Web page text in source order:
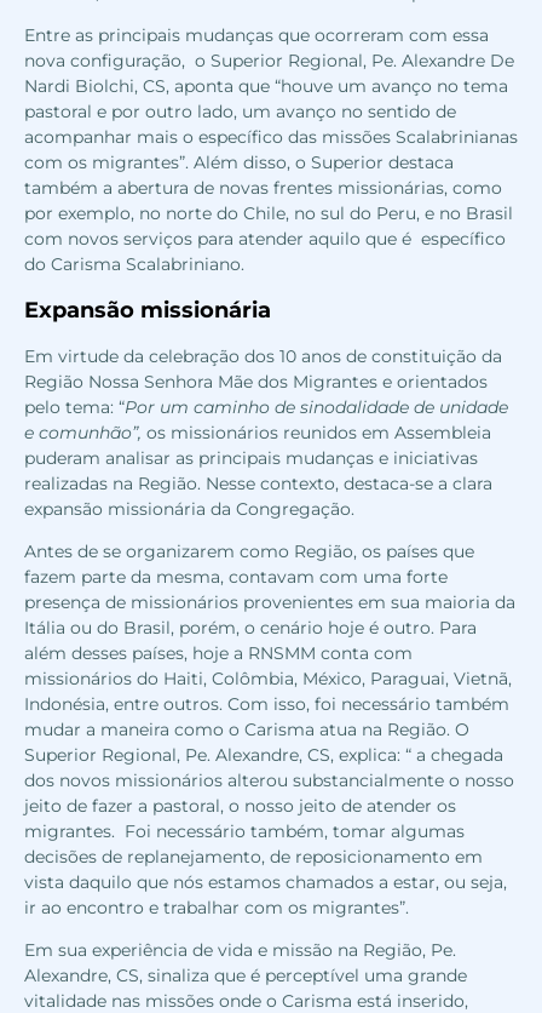
Entre as principais mudanças que ocorreram com essa
nova configuração, o Superior Regional, Pe. Alexandre De
Nardi Biolchi, CS, aponta que “houve um avanço no tema
pastoral e por outro lado, um avanço no sentido de
acompanhar mais o específico das missões Scalabrinianas
com os migrantes”. Além disso, o Superior destaca
também a abertura de novas frentes missionárias, como
por exemplo, no norte do Chile, no sul do Peru, e no Brasil
com novos serviços para atender aquilo que é específico
do Carisma Scalabriniano.
Expansão missionária
Em virtude da celebração dos 10 anos de constituição da
Região Nossa Senhora Mãe dos Migrantes e orientados
pelo tema: “Por um caminho de sinodalidade de unidade
e comunhão”, os missionários reunidos em Assembleia
puderam analisar as principais mudanças e iniciativas
realizadas na Região. Nesse contexto, destaca-se a clara
expansão missionária da Congregação.
Antes de se organizarem como Região, os países que
fazem parte da mesma, contavam com uma forte
presença de missionários provenientes em sua maioria da
Itália ou do Brasil, porém, o cenário hoje é outro. Para
além desses países, hoje a RNSMM conta com
missionários do Haiti, Colômbia, México, Paraguai, Vietnã,
Indonésia, entre outros. Com isso, foi necessário também
mudar a maneira como o Carisma atua na Região. O
Superior Regional, Pe. Alexandre, CS, explica: “ a chegada
dos novos missionários alterou substancialmente o nosso
jeito de fazer a pastoral, o nosso jeito de atender os
migrantes. Foi necessário também, tomar algumas
decisões de replanejamento, de reposicionamento em
vista daquilo que nós estamos chamados a estar, ou seja,
ir ao encontro e trabalhar com os migrantes”.
Em sua experiência de vida e missão na Região, Pe.
Alexandre, CS, sinaliza que é perceptível uma grande
vitalidade nas missões onde o Carisma está inserido,